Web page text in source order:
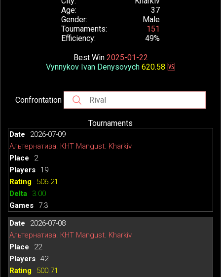
Age
37
Gender
Male
Tournaments
151
Efficiency
49%
Best Win 2025-01-22
Vynnykov Ivan Denysovych 620.58 🆚
Confrontation
Tournaments
2026-07-09
Альтернатива. КНТ Mangust. Kharkiv
2
19
506.21
3.00
7:3
2026-07-08
Альтернатива. КНТ Mangust. Kharkiv
22
42
500.71